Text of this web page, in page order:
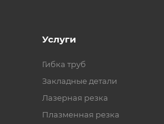
Услуги
Гибка труб
Закладные детали
Лазерная резка
Плазменная резка